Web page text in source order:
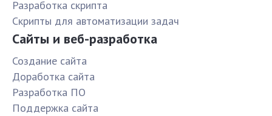
Разработка скрипта
Скрипты для автоматизации задач
Сайты и веб-разработка
Создание сайта
Доработка сайта
Разработка ПО
Поддержка сайта